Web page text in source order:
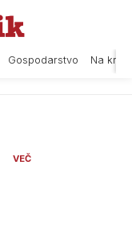
Gospodarstvo Na